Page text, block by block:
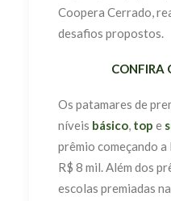
Coopera Cerrado,
desafios propostos.
CONFIRA
Os patamares de
níveis básico, top e
prêmio começando
R$ 8 mil. Além dos
escolas premiadas